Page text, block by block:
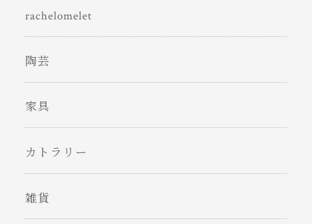
rachelomelet
陶芸
家具
カトラリー
雑貨